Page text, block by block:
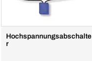
Hochspannungsabschalte
r